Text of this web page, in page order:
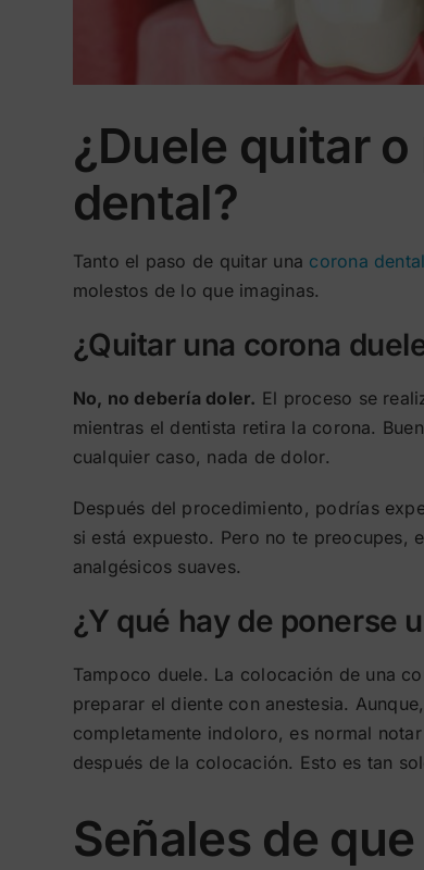
¿Duele quitar
dental?
Tanto el paso de quitar una corona dental
molestos de lo que imaginas.
¿Quitar una corona
No, no debería doler. El proceso se
mientras el dentista retira la corona.
cualquier caso, nada de dolor.
Después del procedimiento, podrías
si está expuesto. Pero no te preocupes,
analgésicos suaves.
¿Y qué hay de ponerse
Tampoco duele. La colocación de una
preparar el diente con anestesia.
completamente indoloro, es normal
después de la colocación. Esto es tan
Señales de